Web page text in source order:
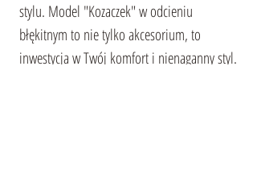
stylu. Model "Kozaczek" w odcieniu
błękitnym to nie tylko akcesorium, to
inwestycja w Twój komfort i nienaganny styl.